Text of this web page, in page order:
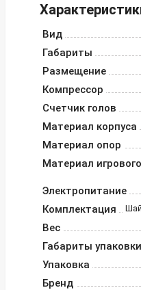
Вид
Габариты
Размещение
Компрессор
Счетчик голов
Материал корпуса
Материал опор
Материал
Электропитание
Комплектация
Вес
Габариты упаковки
Упаковка
Бренд